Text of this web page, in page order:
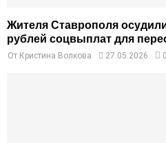
Жителя Ставрополя
рублей соцвыплат для
От Кристина Волкова 27.05.2026 0